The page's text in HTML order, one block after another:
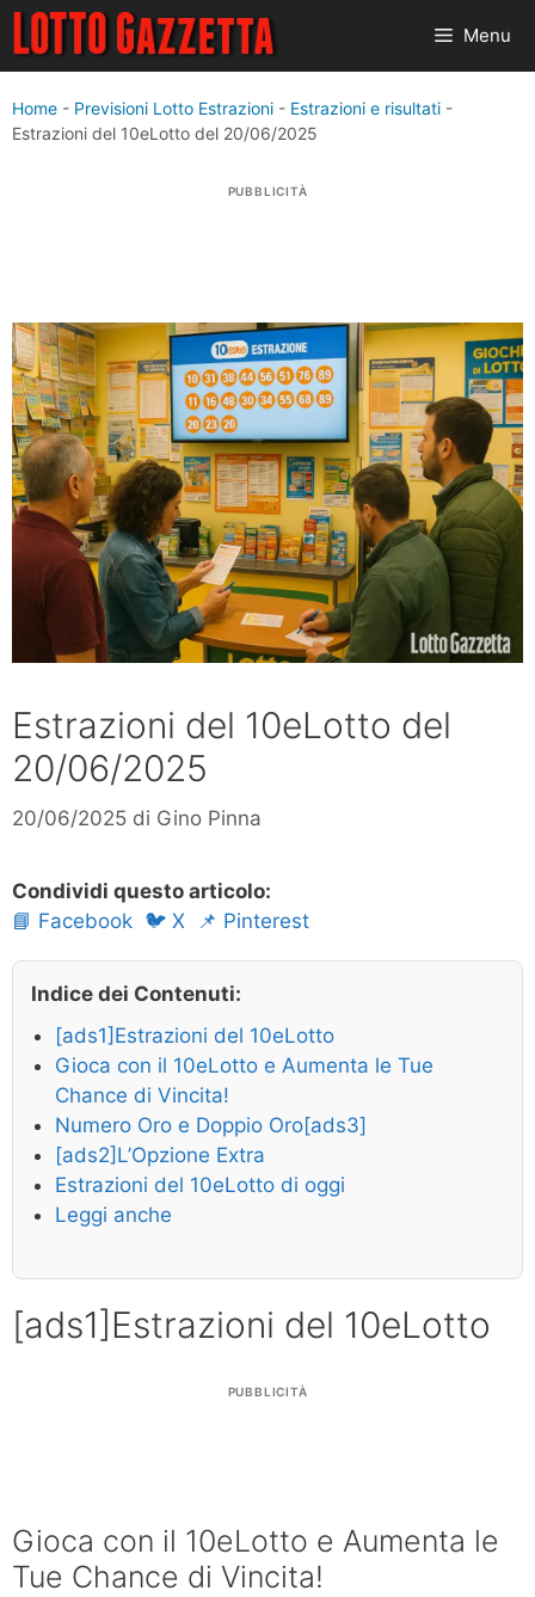
Vai
contenuto
Menu
Home - Previsioni Lotto Estrazioni - Estrazioni e risultati -
Estrazioni del 10eLotto del 20/06/2025
PUBBLICITÀ
Estrazioni del 10eLotto del
20/06/2025
20/06/2025 di Gino Pinna
Condividi questo articolo:
📘 Facebook 🐦 X 📌 Pinterest
Indice dei Contenuti:
[ads1]Estrazioni del 10eLotto
Gioca con il 10eLotto e Aumenta le Tue
Chance di Vincita!
Numero Oro e Doppio Oro[ads3]
[ads2]L’Opzione Extra
Estrazioni del 10eLotto di oggi
Leggi anche
[ads1]Estrazioni del 10eLotto
PUBBLICITÀ
Gioca con il 10eLotto e Aumenta le
Tue Chance di Vincita!